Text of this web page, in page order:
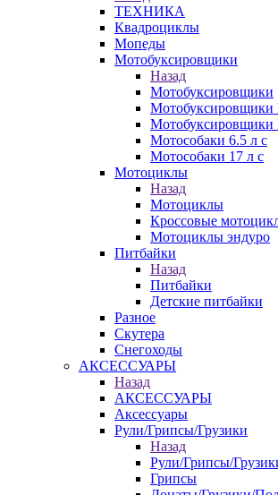
ТЕХНИКА
Квадроциклы
Мопеды
Мотобуксировщики
Назад
Мотобуксировщики
Мотособаки 6.5 л с
Мотособаки 17 л с
Мотоциклы
Назад
Мотоциклы
Кроссовые
Мотоциклы эндуро
Питбайки
Назад
Питбайки
Детские питбайки
Разное
Скутера
Снегоходы
АКСЕССУАРЫ
Назад
АКСЕССУАРЫ
Аксессуары
Рули/Грипсы/Грузики
Назад
Рули/Грипсы/
Грипсы